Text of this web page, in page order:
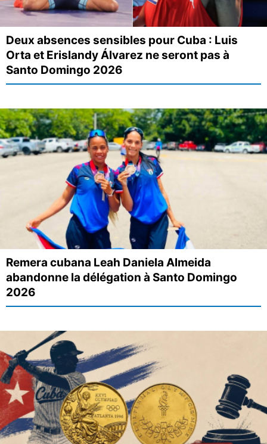
Deux absences sensibles pour Cuba : Luis
Orta et Erislandy Álvarez ne seront pas à
Santo Domingo 2026
Remera cubana Leah Daniela Almeida
abandonne la délégation à Santo Domingo
2026